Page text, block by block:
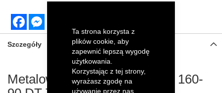
Ta strona korzysta z
plików cookie, aby
zapewnić lepszą wygodę
użytkowania.
Korzystając z tej strony,
wyrażasz zgodę na
używanie przez nas
Facebook
Szczegóły
Metalowy model ciągnika Fiat 160-